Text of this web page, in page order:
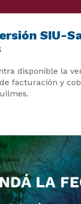
SIU-
disponible la
facturación y